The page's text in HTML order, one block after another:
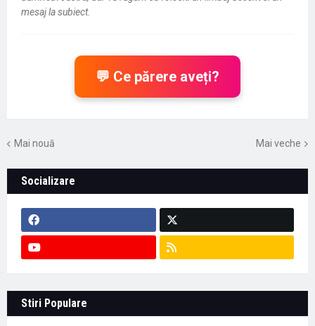
mesaj la subiect.
💬 Ce părere aveți?
Mai nouă Mai veche
Socializare
Stiri Populare
Context important pentru educație -
Marian Preda, rectorul Universității din